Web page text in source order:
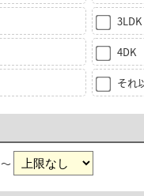
3LDK
4DK
それ
～